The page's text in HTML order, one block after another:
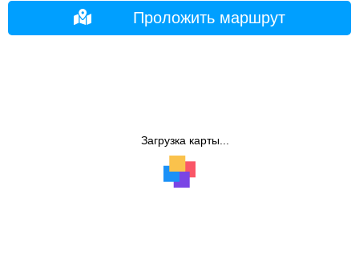
Проложить маршрут
Загрузка карты...